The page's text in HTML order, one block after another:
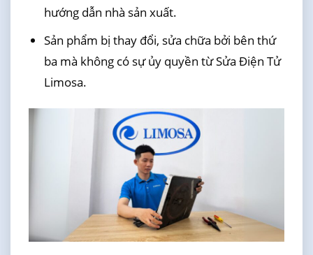
hướng dẫn nhà sản xuất.
Sản phẩm bị thay đổi, sửa chữa bởi bên thứ
ba mà không có sự ủy quyền từ Sửa Điện Tử
Limosa.